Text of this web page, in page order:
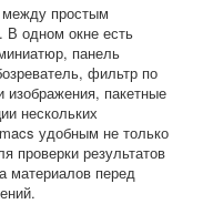
простым
В одном окне есть
панель
фильтр по
пакетные
нескольких
удобным не только
проверки результатов
материалов перед